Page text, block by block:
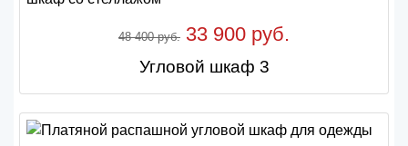
48 400 руб. 33 900 руб.
Угловой шкаф 3